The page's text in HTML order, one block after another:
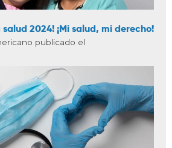
2024! ¡Mi salud, mi derecho!
publicado el